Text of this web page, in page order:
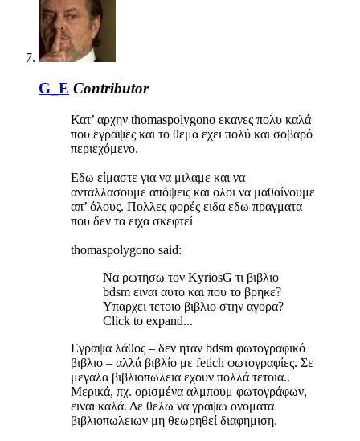
G_E Contributor
Κατ’ αρχην thomaspolygono εκανες πολυ καλά
που εγραψες και το θεμα εχει πολύ και σοβαρό
περιεχόμενο.
Εδω είμαστε για να μιλαμε και να
ανταλλασουμε απόψεις και ολοι να μαθαίνουμε
απ’ όλους. Πολλες φορές ειδα εδω πραγματα
που δεν τα ειχα σκεφτεί
thomaspolygono said:
Να ρωτησω τον KyriosG τι βιβλιο
bdsm ειναι αυτο και που το βρηκε?
Υπαρχει τετοιο βιβλιο στην αγορα?
Click to expand...
Εγραψα λάθος – δεν ηταν bdsm φωτογραφικό
βιβλιο – αλλά βιβλίο με fetich φωτογραφίες. Σε
μεγαλα βιβλιοπωλεια εχουν πολλά τετοια..
Μερικά, πχ. ορισμένα αλμπουμ φωτογράφων,
ειναι καλά. Δε θελω να γραψω ονοματα
βιβλιοπωλειων μη θεωρηθεί διαφημιση.